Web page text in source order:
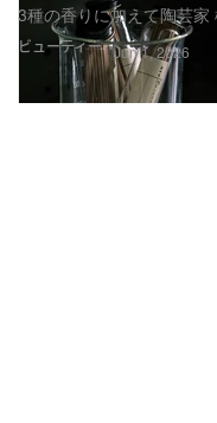
ビューティー
3種の香りに加えて陶芸
Jun 1, 2026